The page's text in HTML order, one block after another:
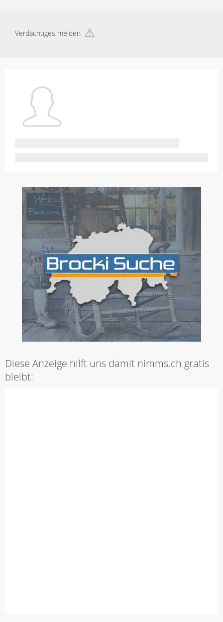
Verdächtiges melden
Diese Anzeige hilft uns damit nimms.ch gratis
bleibt: